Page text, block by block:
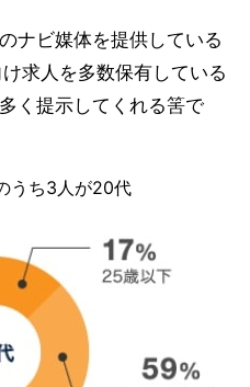
ナビ媒体を提供している
求人を多数保有している
く提示してくれる筈で
うち3人が20代